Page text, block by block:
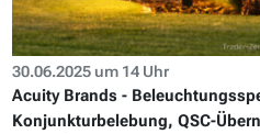
30.06.2025 um 14 Uhr
Acuity Brands -
Konjunkturbelebung, QSC-